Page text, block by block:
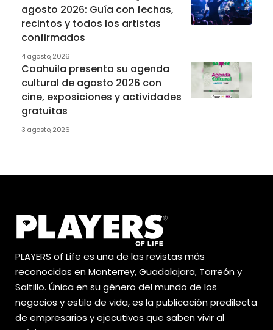
agosto 2026: Guía con fechas,
recintos y todos los artistas
confirmados
4 agosto, 2026
Coahuila presenta su agenda
cultural de agosto 2026 con
cine, exposiciones y actividades
gratuitas
3 agosto, 2026
PLAYERS of Life es una de las revistas más
reconocidas en Monterrey, Guadalajara, Torreón y
Saltillo. Única en su género del mundo de los
negocios y estilo de vida, es la publicación predilecta
de empresarios y ejecutivos que saben vivir al